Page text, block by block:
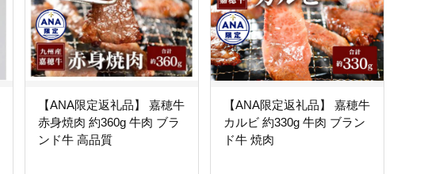
【ANA限定返礼品】 嘉穂牛
赤身焼肉 約360g 牛肉 ブラ
ンド牛 高品質
【ANA限定返礼品】 嘉穂牛
カルビ 約330g 牛肉 ブラン
ド牛 焼肉